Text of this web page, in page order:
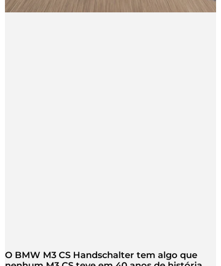
O BMW M3 CS Handschalter tem algo que